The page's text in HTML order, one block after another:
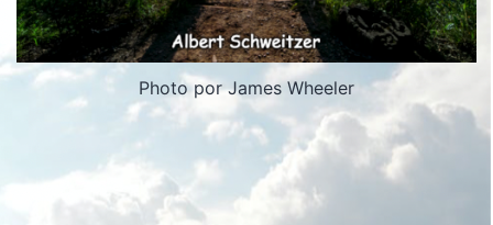
Photo por James Wheeler